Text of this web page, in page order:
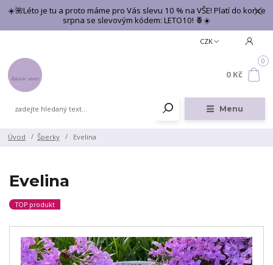
☀️🌺Léto je tu a proto máme pro Vás slevu 10 % na VŠE! Platí do konce
srpna se slevovým kódem: LETO10! 🍍☀️
Menu
CZK
0
0 Kč
Úvod Šperky Evelina
Evelina
TOP produkt